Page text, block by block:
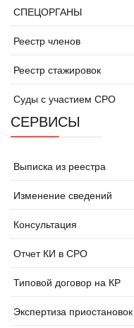
СПЕЦОРГАНЫ
Реестр членов
Реестр стажировок
Суды с участием СРО
СЕРВИСЫ
Выписка из реестра
Изменение сведений
Консультация
Отчет КИ в СРО
Типовой договор на КР
Экспертиза приостановок